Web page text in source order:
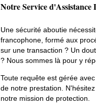
Notre Service d'Assistance
Une sécurité aboutie
francophone, formé aux
sur une transaction ? Un
? Nous sommes là pour y
Toute requête est gérée
de notre prestation.
notre mission de protection.